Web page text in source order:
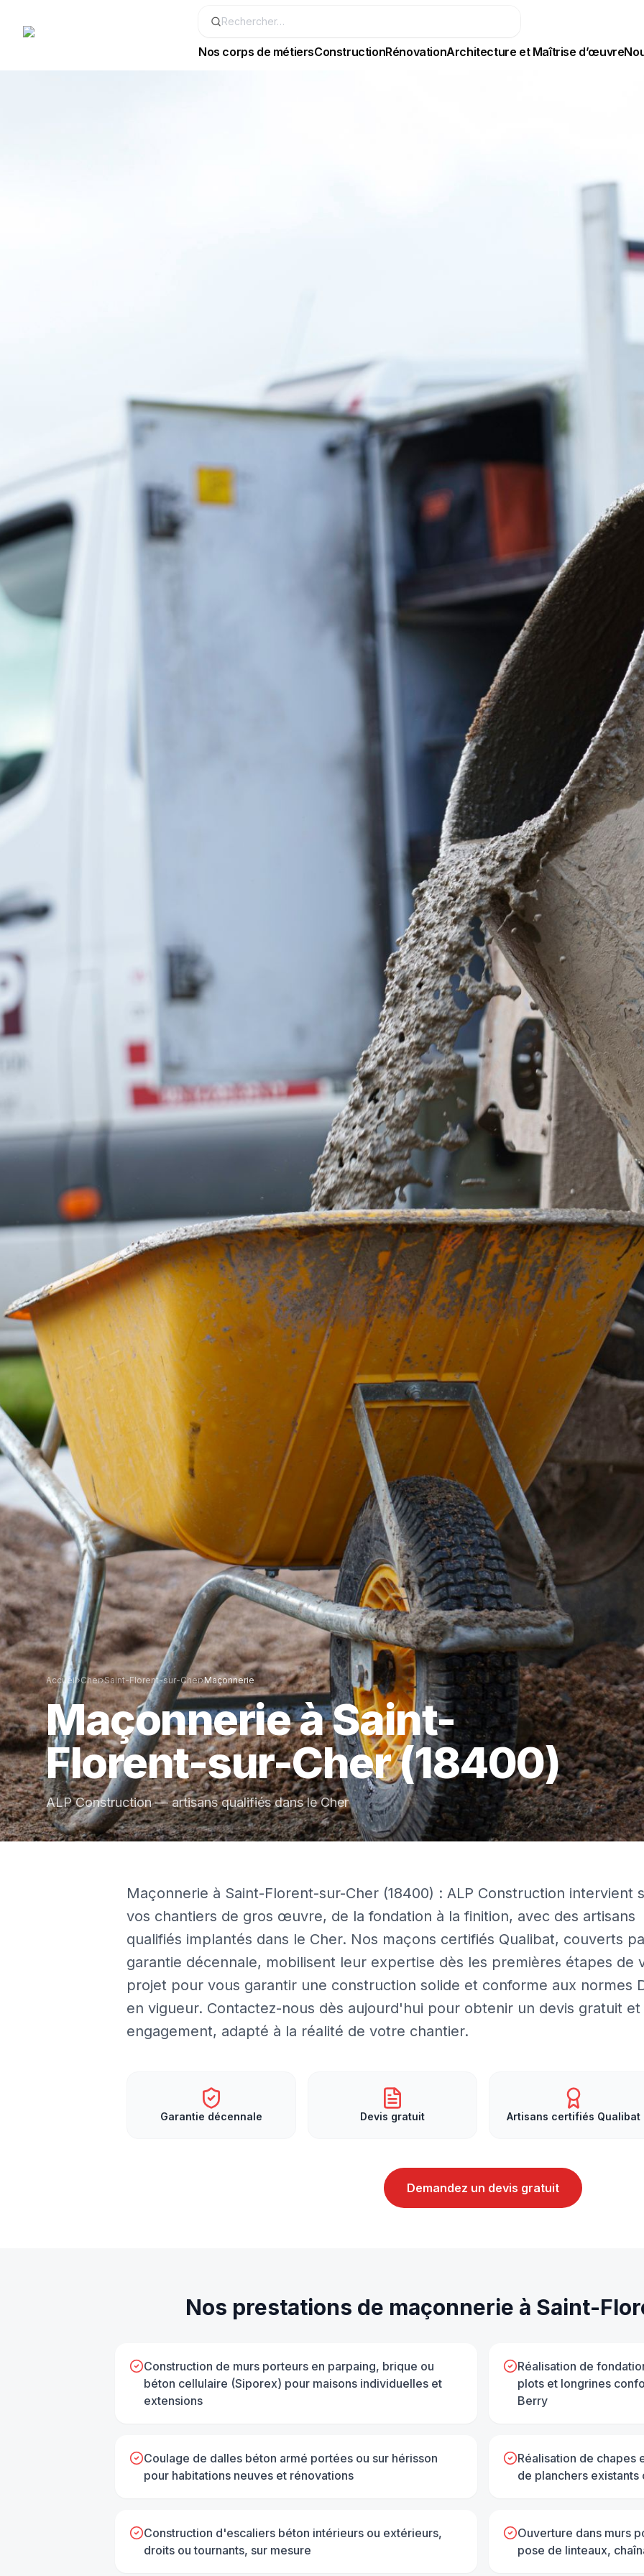
Nos corps de métiersConstructionRénovationArchitecture et Maîtrise d’œuvre
Accueil›Cher›Saint-Florent-sur-Cher›Maçonnerie
MaçonnerieàSaint-
Florent-sur-Cher(18400)
ALP Construction — artisans qualifiés dans leCher
Maçonnerie à Saint-Florent-sur-Cher (18400) : ALP Construction intervient
vos chantiers de gros œuvre, de la fondation à la finition, avec des artisans
qualifiés implantés dans le Cher. Nos maçons certifiés Qualibat, couverts
garantie décennale, mobilisent leur expertise dès les premières étapes de
projet pour vous garantir une construction solide et conforme aux normes
en vigueur. Contactez-nous dès aujourd'hui pour obtenir un devis gratuit et
engagement, adapté à la réalité de votre chantier.
Garantie décennale Devis gratuit Artisans certifiés Qualibat
Demandez un devis gratuit
Nos prestations de maçonnerie à Saint-
Construction de murs porteurs en parpaing, brique ou
béton cellulaire (Siporex) pour maisons individuelles et
extensions
Réalisation de
plots et longrines
Berry
Coulage de dalles béton armé portées ou sur hérisson
pour habitations neuves et rénovations
Réalisation de chapes
de planchers existants
Construction d'escaliers béton intérieurs ou extérieurs,
droits ou tournants, sur mesure
Ouverture dans murs
pose de linteaux,